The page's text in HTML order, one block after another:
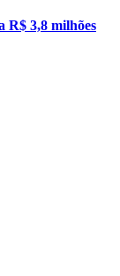
R$ 3,8 milhões